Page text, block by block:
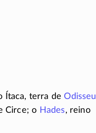
Ítaca, terra deOdisseu
Circe; o Hades, reino